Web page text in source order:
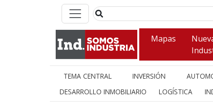
Mapas
TEMA CENTRAL INVERSIÓN
DESARROLLO INMOBILIARIO
LOGÍSTICA